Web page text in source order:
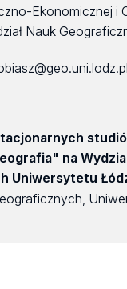
Ekonomicznej i
Nauk
na
Uniwersytetu